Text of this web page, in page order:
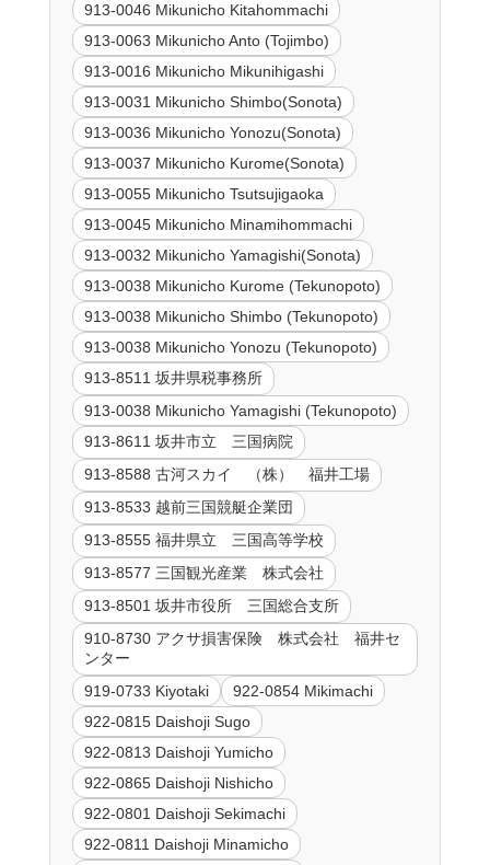
913-0046 Mikunicho Kitahommachi
913-0063 Mikunicho Anto (Tojimbo)
913-0016 Mikunicho Mikunihigashi
913-0031 Mikunicho Shimbo(Sonota)
913-0036 Mikunicho Yonozu(Sonota)
913-0037 Mikunicho Kurome(Sonota)
913-0055 Mikunicho Tsutsujigaoka
913-0045 Mikunicho Minamihommachi
913-0032 Mikunicho Yamagishi(Sonota)
913-0038 Mikunicho Kurome (Tekunopoto)
913-0038 Mikunicho Shimbo (Tekunopoto)
913-0038 Mikunicho Yonozu (Tekunopoto)
913-8511 坂井県税事務所
913-0038 Mikunicho Yamagishi (Tekunopoto)
913-8611 坂井市立 三国病院
913-8588 古河スカイ （株） 福井工場
913-8533 越前三国競艇企業団
913-8555 福井県立 三国高等学校
913-8577 三国観光産業 株式会社
913-8501 坂井市役所 三国総合支所
910-8730 アクサ損害保険 株式会社 福井セ
ンター
919-0733 Kiyotaki
922-0854 Mikimachi
922-0815 Daishoji Sugo
922-0813 Daishoji Yumicho
922-0865 Daishoji Nishicho
922-0801 Daishoji Sekimachi
922-0811 Daishoji Minamicho